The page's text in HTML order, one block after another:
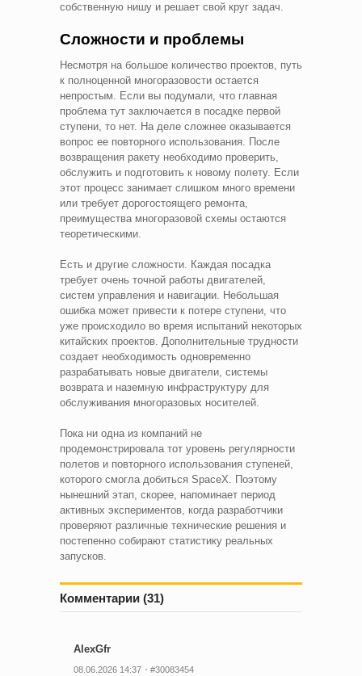
собственную нишу и решает свой круг задач.
Сложности и проблемы
Несмотря на большое количество проектов, путь
к полноценной многоразовости остается
непростым. Если вы подумали, что главная
проблема тут заключается в посадке первой
ступени, то нет. На деле сложнее оказывается
вопрос ее повторного использования. После
возвращения ракету необходимо проверить,
обслужить и подготовить к новому полету. Если
этот процесс занимает слишком много времени
или требует дорогостоящего ремонта,
преимущества многоразовой схемы остаются
теоретическими.
Есть и другие сложности. Каждая посадка
требует очень точной работы двигателей,
систем управления и навигации. Небольшая
ошибка может привести к потере ступени, что
уже происходило во время испытаний некоторых
китайских проектов. Дополнительные трудности
создает необходимость одновременно
разрабатывать новые двигатели, системы
возврата и наземную инфраструктуру для
обслуживания многоразовых носителей.
Пока ни одна из компаний не
продемонстрировала тот уровень регулярности
полетов и повторного использования ступеней,
которого смогла добиться SpaceX. Поэтому
нынешний этап, скорее, напоминает период
активных экспериментов, когда разработчики
проверяют различные технические решения и
постепенно собирают статистику реальных
запусков.
Комментарии (31)
AlexGfr
08.06.2026 14:37 #30083454